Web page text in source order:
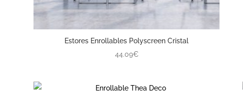
Estores Enrollables Polyscreen Cristal
44.09€